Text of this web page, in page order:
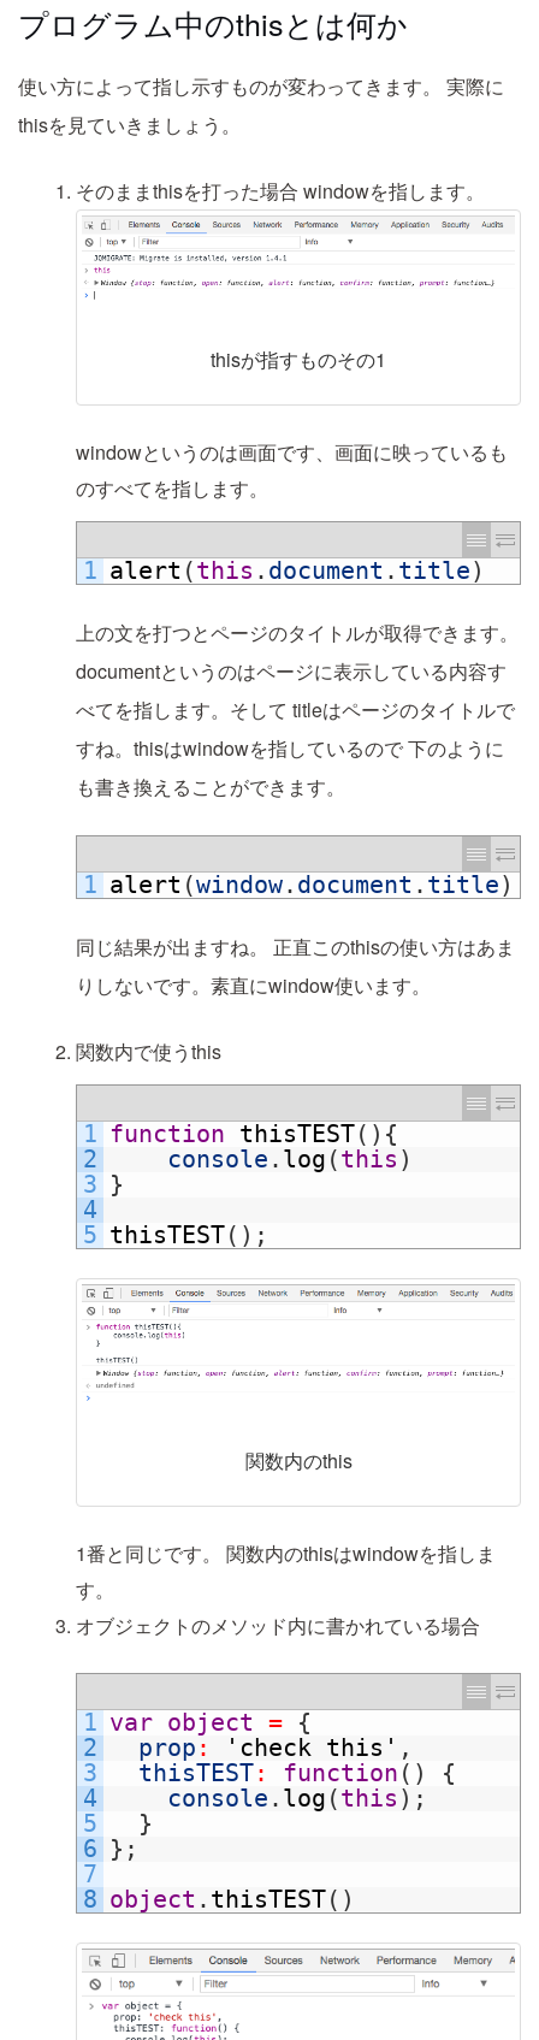
プログラム中のthisとは何か
使い方によって指し示すものが変わってきます。
実際に
thisを見ていきましょう。
そのままthisを打った場合 windowを指します。
thisが指すものその1
windowというのは画面です、画面に映っているも
のすべてを指します。
1 alert (this . document . title)
上の文を打つとページのタイトルが取得できます。
documentというのはページに表示している内容す
べてを指します。そして titleはページのタイトルで
すね。thisはwindowを指しているので下のように
も書き換えることができます。
1 alert (window. document . title)
同じ結果が出ますね。
正直このthisの使い方はあま
りしないです。素直にwindow使います。
関数内で使うthis
1
2
3
4
5
function thisTEST( ) {
console . log (this )
}
thisTEST( ) ;
関数内のthis
1番と同じです。
関数内のthisはwindowを指しま
す。
オブジェクトのメソッド内に書かれている場合
1
2
3
4
5
6
7
8
var object = {
prop : 'check this' ,
thisTEST: function ( )
{
console . log (this ) ;
}
} ;
object . thisTEST( )